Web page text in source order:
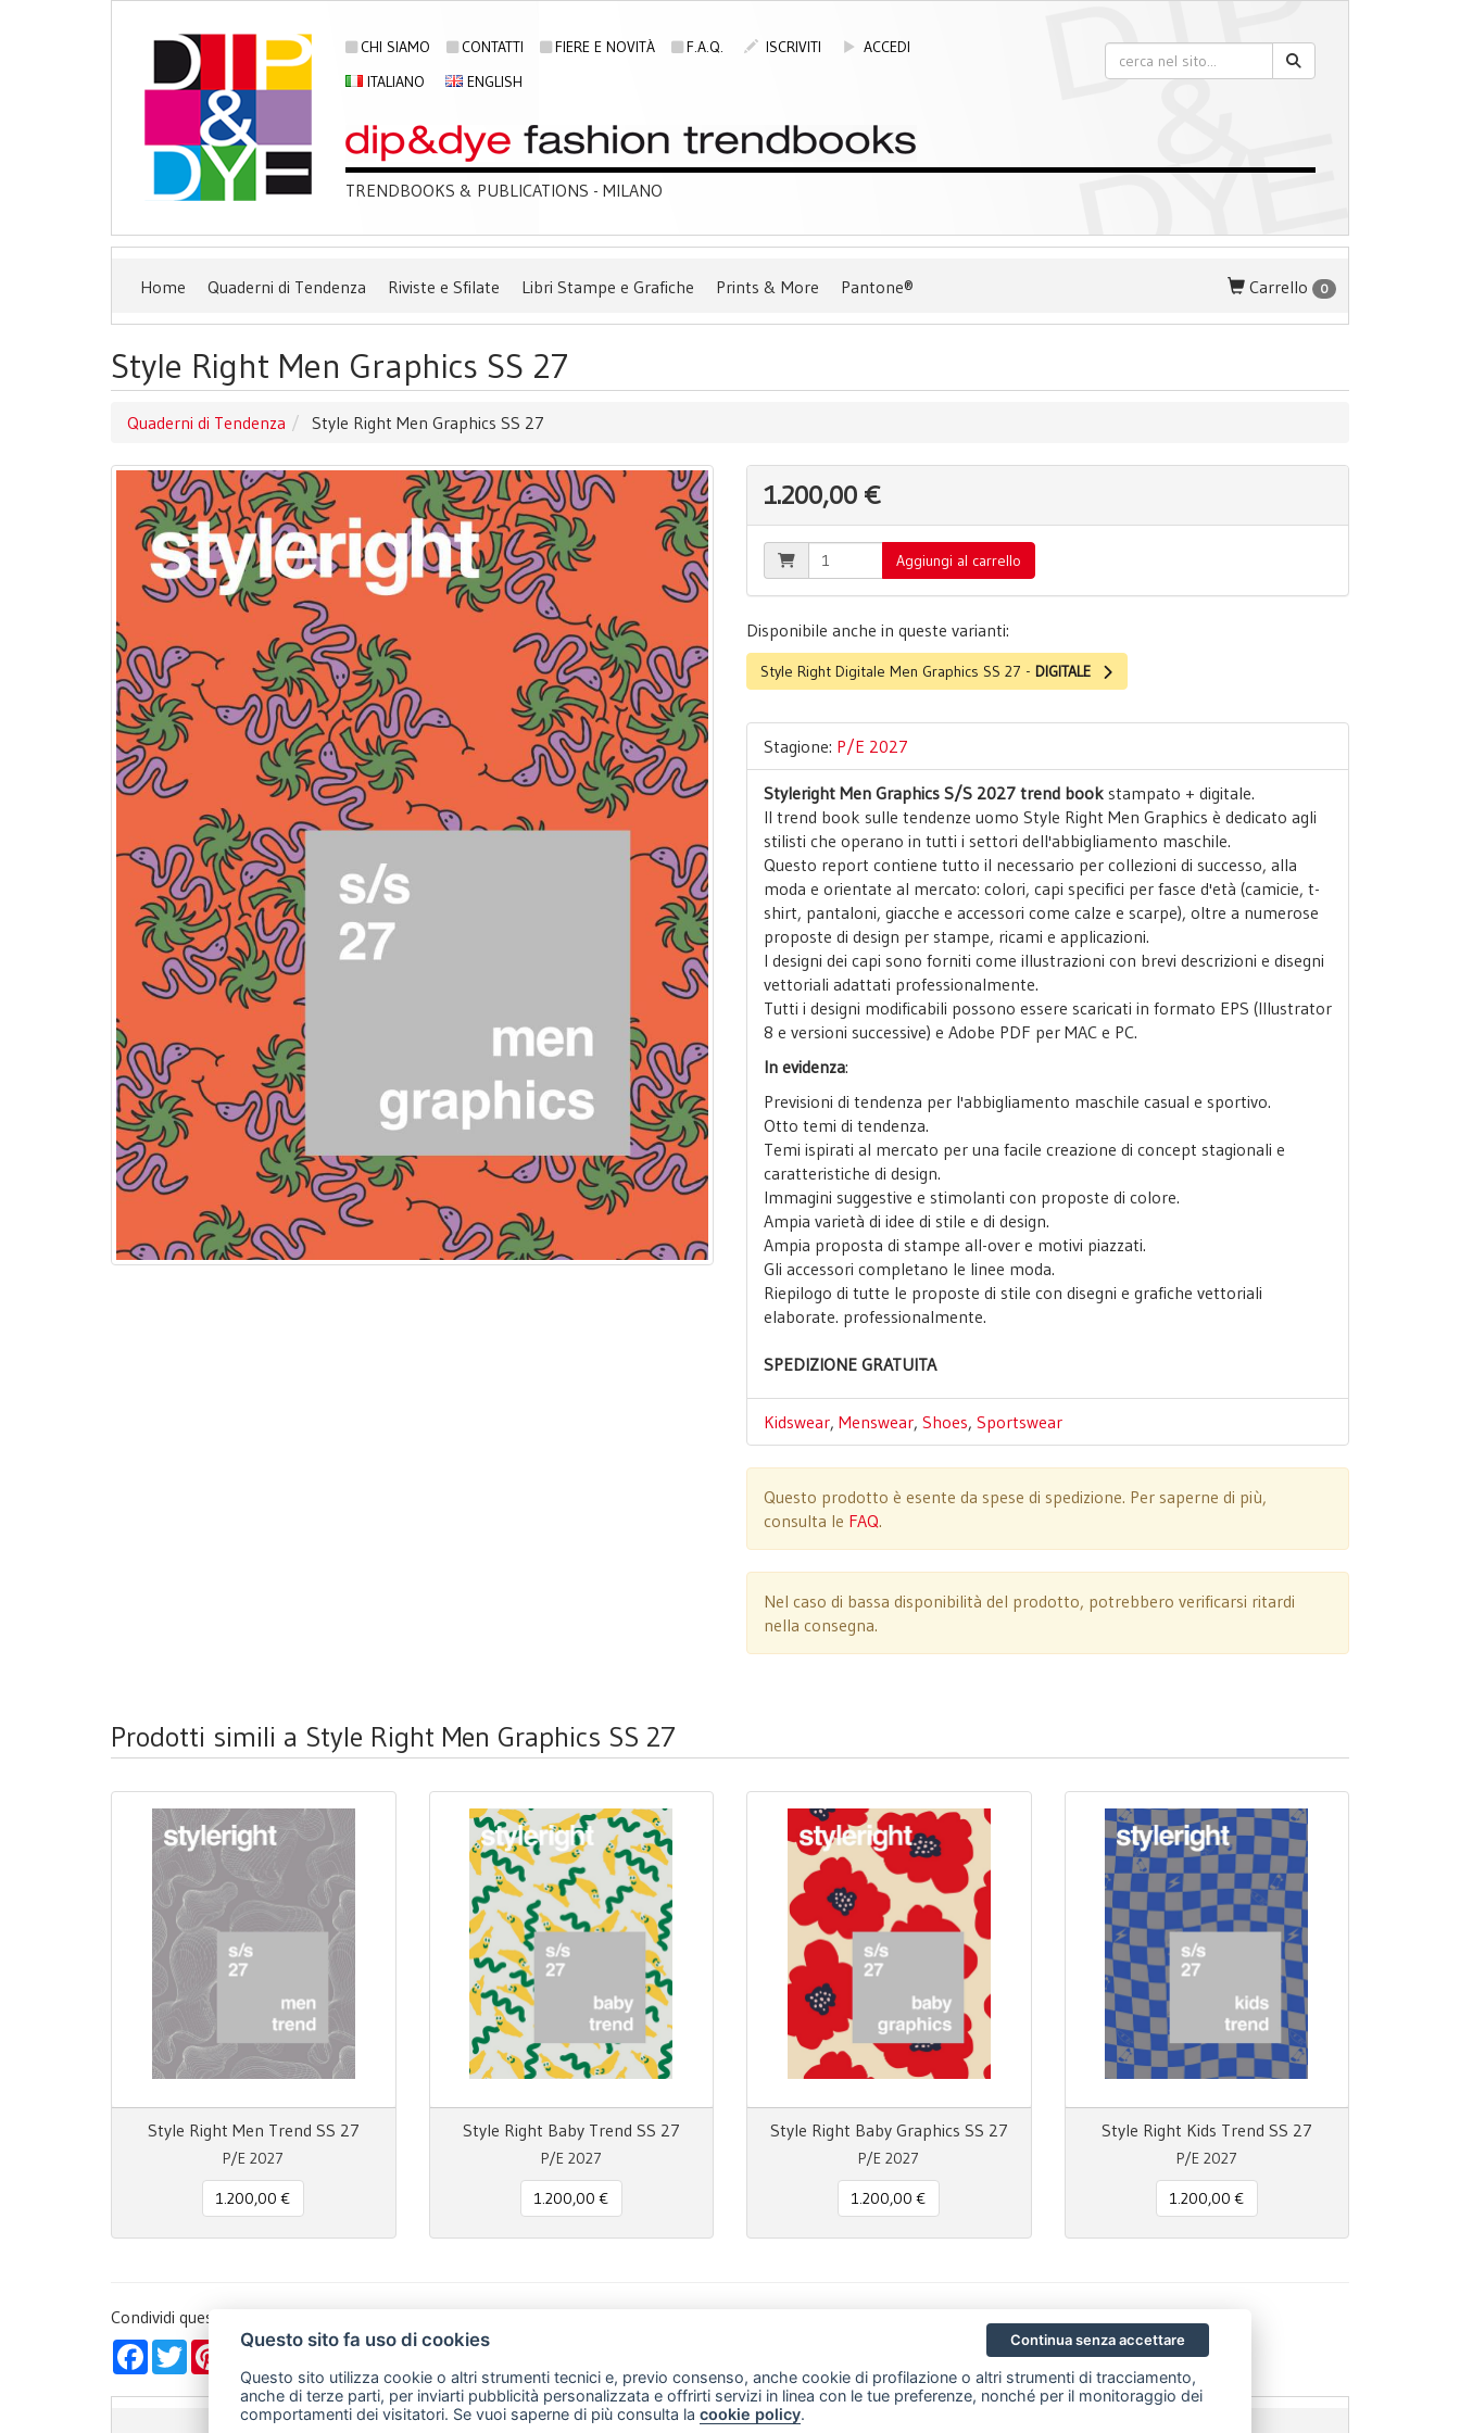
CHI SIAMO CONTATTI FIERE E NOVITÀ F.A.Q. ISCRIVITI
ACCEDI
ITALIANO
ENGLISH
TRENDBOOKS & PUBLICATIONS - MILANO
Carrello 0
Home Quaderni di Tendenza Riviste e Sfilate Libri Stampe e Grafiche Prints & More Pantone®
Style Right Men Graphics SS 27
Quaderni di Tendenza Style Right Men Graphics SS 27
1.200,00 €
Aggiungi al carrello
Disponibile anche in queste varianti:
Style Right Digitale Men Graphics SS 27 - DIGITALE
Stagione: P/E 2027
Styleright Men Graphics S/S 2027 trend book stampato + digitale.
Il trend book sulle tendenze uomo Style Right Men Graphics è dedicato agli
stilisti che operano in tutti i settori dell'abbigliamento maschile.
Questo report contiene tutto il necessario per collezioni di successo, alla
moda e orientate al mercato: colori, capi specifici per fasce d'età (camicie, t-
shirt, pantaloni, giacche e accessori come calze e scarpe), oltre a numerose
proposte di design per stampe, ricami e applicazioni.
I designi dei capi sono forniti come illustrazioni con brevi descrizioni e disegni
vettoriali adattati professionalmente.
Tutti i designi modificabili possono essere scaricati in formato EPS (Illustrator
8 e versioni successive) e Adobe PDF per MAC e PC.
In evidenza:
Previsioni di tendenza per l'abbigliamento maschile casual e sportivo.
Otto temi di tendenza.
Temi ispirati al mercato per una facile creazione di concept stagionali e
caratteristiche di design.
Immagini suggestive e stimolanti con proposte di colore.
Ampia varietà di idee di stile e di design.
Ampia proposta di stampe all-over e motivi piazzati.
Gli accessori completano le linee moda.
Riepilogo di tutte le proposte di stile con disegni e grafiche vettoriali
elaborate. professionalmente.
SPEDIZIONE GRATUITA
Kidswear, Menswear, Shoes, Sportswear
Questo prodotto è esente da spese di spedizione. Per saperne di più,
consulta le FAQ.
Nel caso di bassa disponibilità del prodotto, potrebbero verificarsi ritardi
nella consegna.
Prodotti simili a Style Right Men Graphics SS 27
Style Right Men Trend SS 27
P/E 2027
1.200,00 €
Style Right Baby Trend SS 27
P/E 2027
1.200,00 €
Style Right Baby Graphics SS 27
P/E 2027
1.200,00 €
Style Right Kids Trend SS 27
P/E 2027
1.200,00 €
Condividi questa pagina!
FacebookTwitter PinterestLinkedInWhatsApp
WeChatSnapchatTelegram
Email
Questo sito fa uso di cookies
Questo sito utilizza cookie o altri strumenti tecnici e, previo consenso, anche cookie di profilazione o altri strumenti di tracciamento,
anche di terze parti, per inviarti pubblicità personalizzata e offrirti servizi in linea con le tue preferenze, nonché per il monitoraggio dei
comportamenti dei visitatori. Se vuoi saperne di più consulta la cookie policy.
Continua senza accettare